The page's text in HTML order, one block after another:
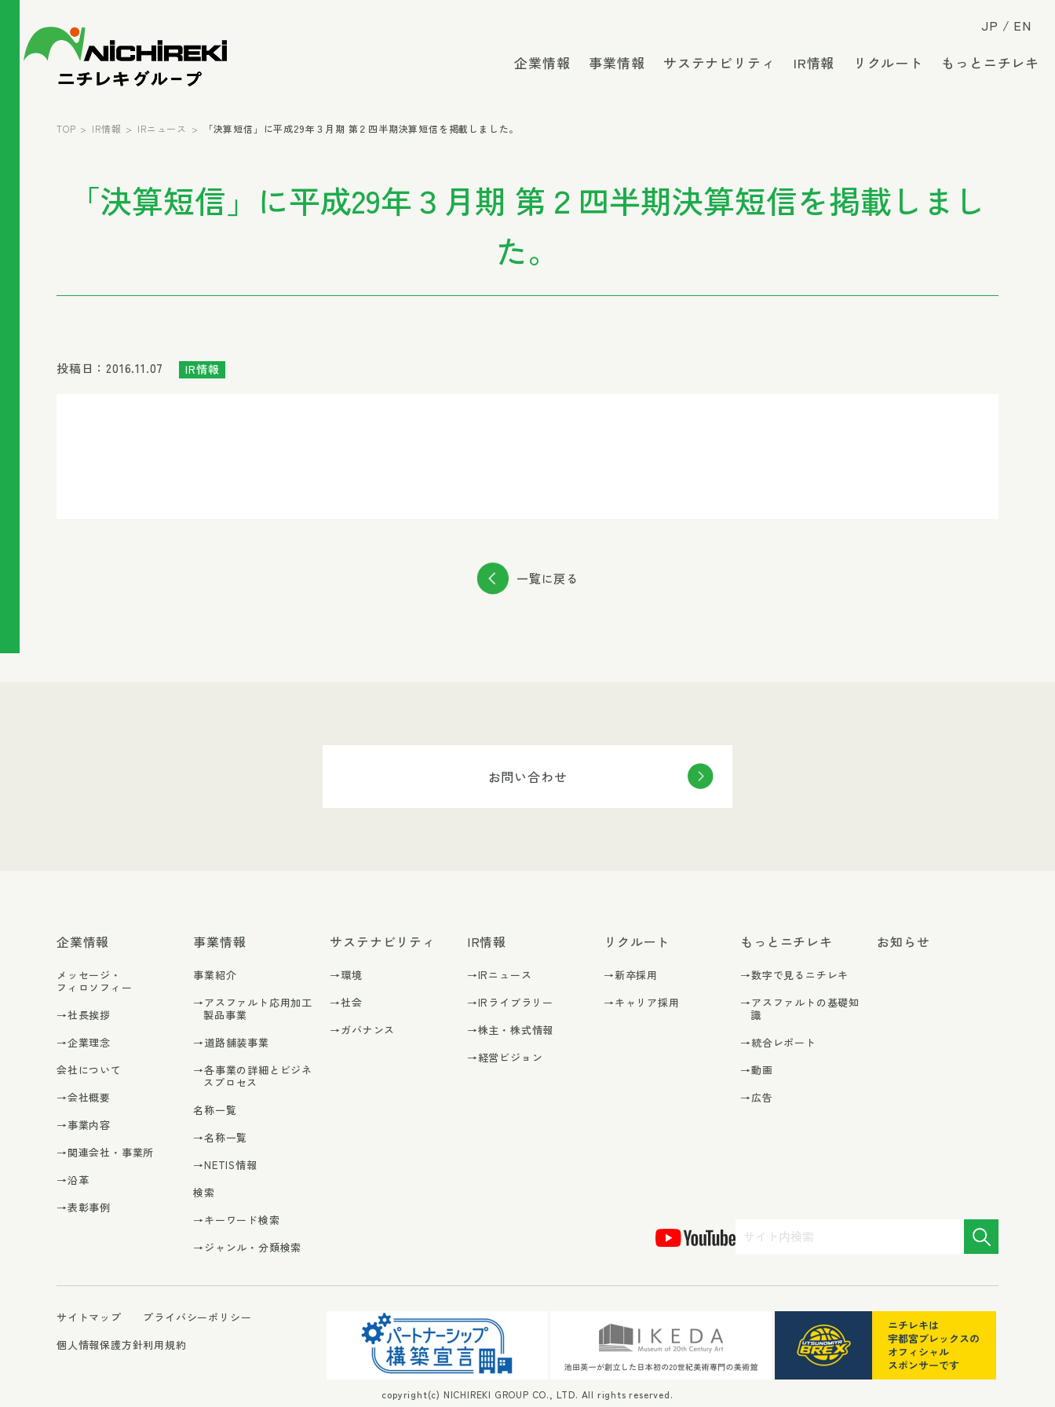
JP EN
企業情報 事業情報 サステナビリティ IR情報 リクルート もっとニチレキ
TOP IR情報 IRニュース 「決算短信」に平成29年３月期 第２四半期決算短信を掲載しました。
「決算短信」に平成29年３月期 第２四半期決算短信を掲載しまし
た。
投稿日：2016.11.07 IR情報
一覧に戻る
お問い合わせ
企業情報
メッセージ・
フィロソフィー
→社長挨拶
→企業理念
会社について
→会社概要
→事業内容
→関連会社・事業所
→沿革
→表彰事例
事業情報
事業紹介
→アスファルト応用加工
製品事業
→道路舗装事業
→各事業の詳細とビジネ
スプロセス
名称一覧
→名称一覧
→NETIS情報
検索
→キーワード検索
→ジャンル・分類検索
サステナビリティ
→環境
→社会
→ガバナンス
IR情報
→IRニュース
→IRライブラリー
→株主・株式情報
→経営ビジョン
リクルート
→新卒採用
→キャリア採用
もっとニチレキ
→数字で見るニチレキ
→アスファルトの基礎知
識
→統合レポート
→動画
→広告
お知らせ
サイトマップ
個人情報保護方針
プライバシーポリシー
利用規約
copyright(c) NICHIREKI GROUP CO., LTD. All rights reserved.